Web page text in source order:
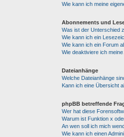
Wie kann ich meine
Abonnements und
Was ist der Unterschied
Wie kann ich ein
Wie kann ich ein Forum
Wie deaktiviere ich
Dateianhänge
Welche Dateianhänge
Kann ich eine Übersicht
phpBB betreffende
Wer hat diese
Warum ist Funktion x
An wen soll ich mich
Wie kann ich einen